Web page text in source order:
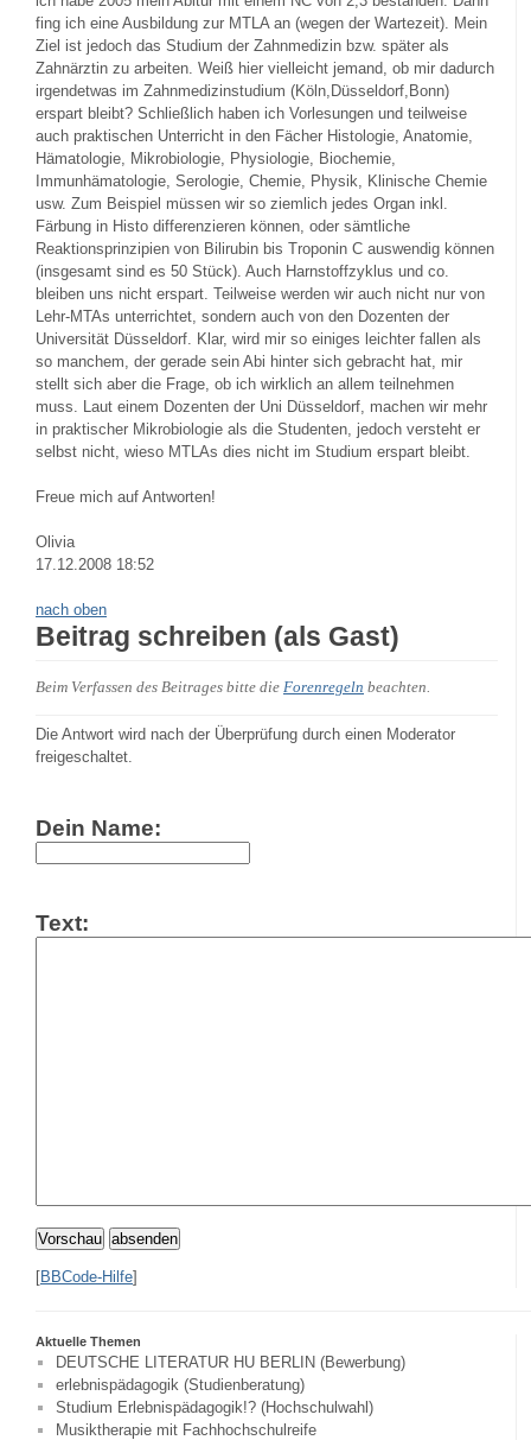
fing ich eine Ausbildung zur MTLA an (wegen der Wartezeit). Mein
Ziel ist jedoch das Studium der Zahnmedizin bzw. später als
Zahnärztin zu arbeiten. Weiß hier vielleicht jemand, ob mir dadurch
irgendetwas im Zahnmedizinstudium (Köln,Düsseldorf,Bonn)
erspart bleibt? Schließlich haben ich Vorlesungen und teilweise
auch praktischen Unterricht in den Fächer Histologie, Anatomie,
Hämatologie, Mikrobiologie, Physiologie, Biochemie,
Immunhämatologie, Serologie, Chemie, Physik, Klinische Chemie
usw. Zum Beispiel müssen wir so ziemlich jedes Organ inkl.
Färbung in Histo differenzieren können, oder sämtliche
Reaktionsprinzipien von Bilirubin bis Troponin C auswendig können
(insgesamt sind es 50 Stück). Auch Harnstoffzyklus und co.
bleiben uns nicht erspart. Teilweise werden wir auch nicht nur von
Lehr-MTAs unterrichtet, sondern auch von den Dozenten der
Universität Düsseldorf. Klar, wird mir so einiges leichter fallen als
so manchem, der gerade sein Abi hinter sich gebracht hat, mir
stellt sich aber die Frage, ob ich wirklich an allem teilnehmen
muss. Laut einem Dozenten der Uni Düsseldorf, machen wir mehr
in praktischer Mikrobiologie als die Studenten, jedoch versteht er
selbst nicht, wieso MTLAs dies nicht im Studium erspart bleibt.
Freue mich auf Antworten!
Olivia
17.12.2008 18:52
nach oben
Beitrag schreiben (als Gast)
Beim Verfassen des Beitrages bitte die Forenregeln beachten.
Die Antwort wird nach der Überprüfung durch einen Moderator
freigeschaltet.
Dein Name:
Text:
Vorschau absenden
[BBCode-Hilfe]
Aktuelle Themen
DEUTSCHE LITERATUR HU BERLIN (Bewerbung)
erlebnispädagogik (Studienberatung)
Studium Erlebnispädagogik!? (Hochschulwahl)
Musiktherapie mit Fachhochschulreife